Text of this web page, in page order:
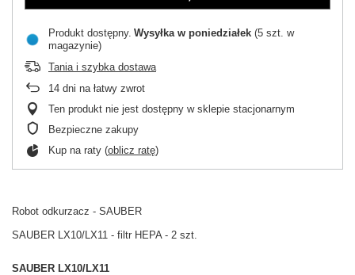
Produkt dostępny Wysyłka w poniedziałek (5 szt. w
magazynie)
Tania i szybka dostawa
14 dni na łatwy zwrot
Ten produkt nie jest dostępny w sklepie stacjonarnym
Bezpieczne zakupy
Kup na raty (oblicz ratę)
Robot odkurzacz - SAUBER
SAUBER LX10/LX11 - filtr HEPA - 2 szt.
SAUBER LX10/LX11